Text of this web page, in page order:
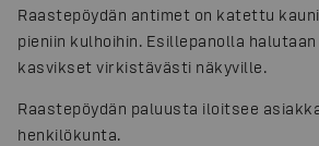
Raastepöydän antimet on katettu
pieniin kulhoihin. Esillepanolla
kasvikset virkistävästi näkyville.
Raastepöydän paluusta iloitsee
henkilökunta.